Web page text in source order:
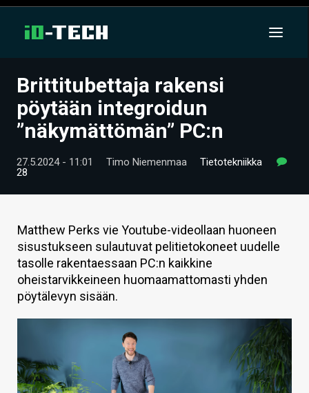
UUTISET
ARTIKKELIT
VIDEOT
HINTA.FI
KAUPPA
VAIHDA TEEMA
HAKU
Brittitubettaja rakensi
pöytään integroidun
”näkymättömän” PC:n
27.5.2024 - 11:01 Timo Niemenmaa
Tietotekniikka
28
Matthew Perks vie Youtube-videollaan huoneen
sisustukseen sulautuvat pelitietokoneet uudelle
tasolle rakentaessaan PC:n kaikkine
oheistarvikkeineen huomaamattomasti yhden
pöytälevyn sisään.